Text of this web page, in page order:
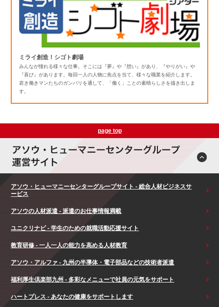
ミライ創造！シゴト劇場
みんなが憧れる様々な仕事。そこには『夢』や『想い』があり、『やりがい』や
『喜び』があります。毎回一人の人物に焦点を当て、様々な職業を紹介します。
若き働きマンたちのガンバリを通して、「働く」ことの素晴らしさを描き出しま
す。
page top
アソウ・ヒューマニーセンターグループサイト - 総合人材ビジネスサ
ービス
アソウの人材派遣 - 派遣のお仕事情報満載
ユニクリナビ - 学生のための就職活動応援サイト
教育研修 - 一人一人の能力を高める人材教育
アソウ・アルファ - 九州の半導体・電子部品などの技術者派遣
福利厚生倶楽部九州 - 多彩なメニューで社員の元気をサポート
ハートプレス - あなたの健康をサポートします